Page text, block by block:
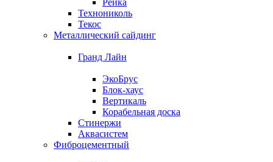
Рейка
Технониколь
Текос
Металлический сайдинг
Гранд Лайн
ЭкоБрус
Блок-хаус
Вертикаль
Корабельная доска
Стинержи
Аквасистем
Фиброцементный